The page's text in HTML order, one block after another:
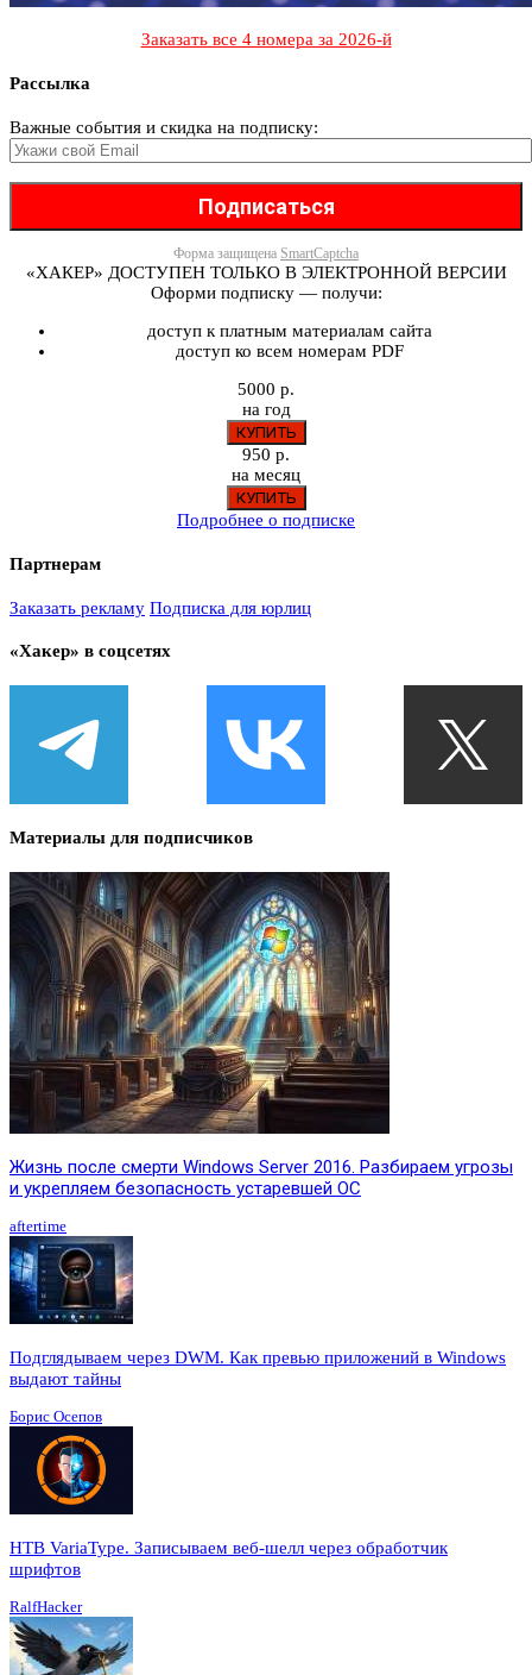
Заказать все 4 номера за 2026-й
Рассылка
Важные события и скидка на подписку:
Форма защищена SmartCaptcha
«ХАКЕР» ДОСТУПЕН ТОЛЬКО В ЭЛЕКТРОННОЙ ВЕРСИИ
Оформи подписку — получи:
доступ к платным материалам сайта
доступ ко всем номерам PDF
5000 р.
на год
950 р.
на месяц
Подробнее о подписке
Партнерам
Заказать рекламу Подписка для юрлиц
«Хакер» в соцсетях
Материалы для подписчиков
Жизнь после смерти Windows Server 2016. Разбираем угрозы
и укрепляем безопасность устаревшей ОС
aftertime
Подглядываем через DWM. Как превью приложений в Windows
выдают тайны
Борис Осепов
HTB VariaType. Записываем веб-шелл через обработчик
шрифтов
RalfHacker